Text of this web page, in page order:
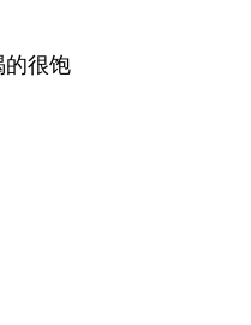
的很饱